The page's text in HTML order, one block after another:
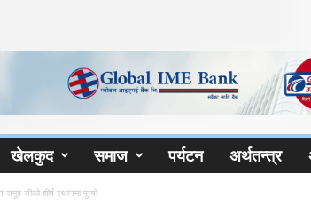
खेलकुद समाज पर्यटन अर्थतन्त्र
सीको शीर्ष स्थानमा पुग्यो